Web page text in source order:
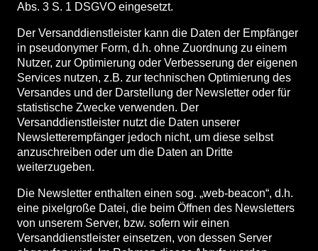
Abs. 3 S. 1 DSGVO eingesetzt.
Der Versanddienstleister kann die Daten der Empfänger
in pseudonymer Form, d.h. ohne Zuordnung zu einem
Nutzer, zur Optimierung oder Verbesserung der eigenen
Services nutzen, z.B. zur technischen Optimierung des
Versandes und der Darstellung der Newsletter oder für
statistische Zwecke verwenden. Der
Versanddienstleister nutzt die Daten unserer
Newsletterempfänger jedoch nicht, um diese selbst
anzuschreiben oder um die Daten an Dritte
weiterzugeben.
Die Newsletter enthalten einen sog. „web-beacon“, d.h.
eine pixelgroße Datei, die beim Öffnen des Newsletters
von unserem Server, bzw. sofern wir einen
Versanddienstleister einsetzen, von dessen Server